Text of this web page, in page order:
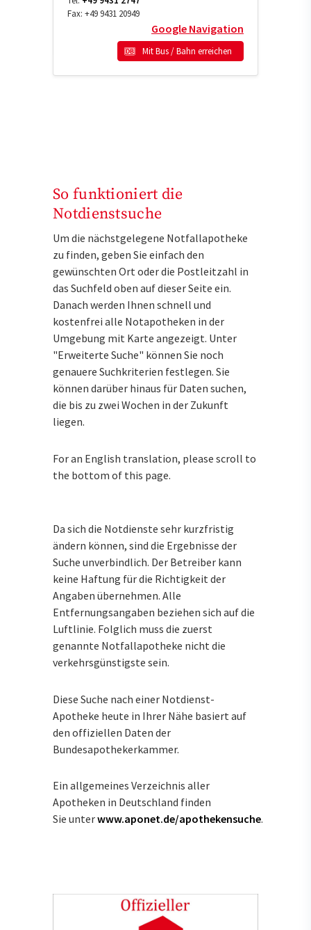
Fax: +49 9431 20949
Google Navigation
Mit Bus / Bahn erreichen
So funktioniert die
Notdienstsuche
Um die nächstgelegene Notfallapotheke
zu finden, geben Sie einfach den
gewünschten Ort oder die Postleitzahl in
das Suchfeld oben auf dieser Seite ein.
Danach werden Ihnen schnell und
kostenfrei alle Notapotheken in der
Umgebung mit Karte angezeigt. Unter
"Erweiterte Suche" können Sie noch
genauere Suchkriterien festlegen. Sie
können darüber hinaus für Daten suchen,
die bis zu zwei Wochen in der Zukunft
liegen.
For an English translation, please scroll to
the bottom of this page.
Da sich die Notdienste sehr kurzfristig
ändern können, sind die Ergebnisse der
Suche unverbindlich. Der Betreiber kann
keine Haftung für die Richtigkeit der
Angaben übernehmen. Alle
Entfernungsangaben beziehen sich auf die
Luftlinie. Folglich muss die zuerst
genannte Notfallapotheke nicht die
verkehrsgünstigste sein.
Diese Suche nach einer Notdienst-
Apotheke heute in Ihrer Nähe basiert auf
den offiziellen Daten der
Bundesapothekerkammer.
Ein allgemeines Verzeichnis aller
Apotheken in Deutschland finden
Sie unterwww.aponet.de/apothekensuche.